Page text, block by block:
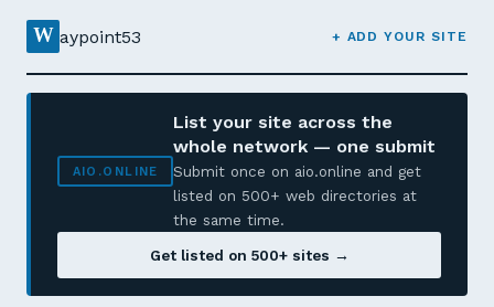
W aypoint53 + ADD YOUR SITE
AIO.ONLINE
List your site across the
whole network — one submit
Submit once on aio.online and get
listed on 500+ web directories at
the same time.
Get listed on 500+ sites →